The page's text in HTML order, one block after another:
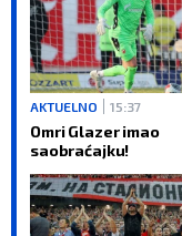
AKTUELNO 15:37
Omri Glazer imao
saobraćajku!